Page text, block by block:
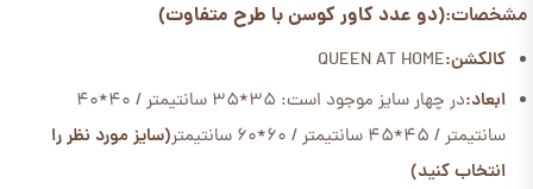
مشخصات:(دو عدد کاور کوسن با طرح متفاوت)
کالکشن:QUEEN AT HOME
ابعاد:
در چهار سایز موجود است: 35*35 سانتیمتر / 40*40
سانتیمتر / 45*45 سانتیمتر / 60*60 سانتیمتر
(سایز مورد نظر را
انتخاب کنید)